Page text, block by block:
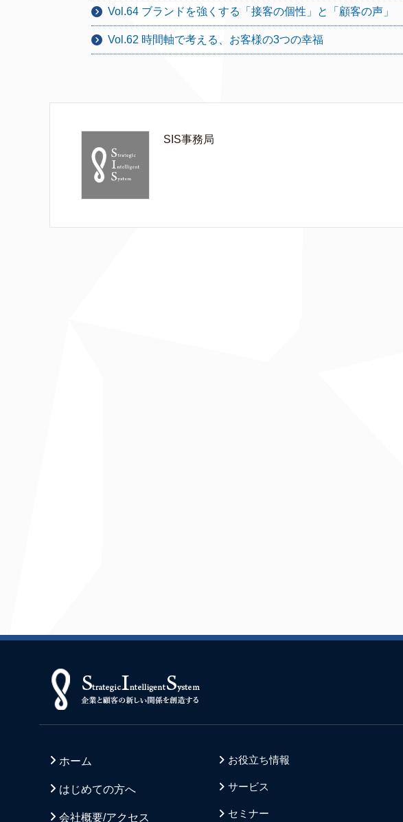
Vol.64 ブランドを強くする「接客の個性」と「顧客の声」
Vol.62 時間軸で考える、お客様の3つの幸福
SIS事務局
ホーム
はじめての方へ
会社概要/アクセス
お役立ち情報
サービス
セミナー